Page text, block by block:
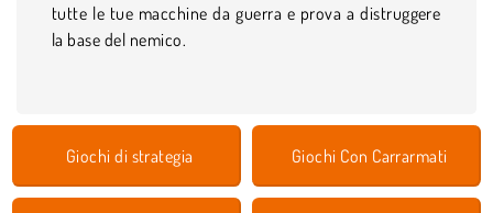
tutte le tue macchine da guerra e prova a distruggere
la base del nemico.
Giochi di strategia Giochi Con Carrarmati